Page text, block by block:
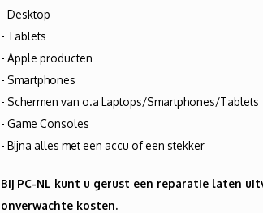
- Desktop
- Tablets
- Apple producten
- Smartphones
- Schermen van o.a Laptops/Smartphones/Tablets
- Game Consoles
- Bijna alles met een accu of een stekker
Bij PC-NL kunt u gerust een reparatie laten
onverwachte kosten.